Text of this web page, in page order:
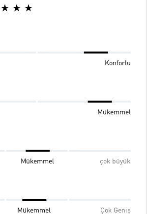
Konforlu
Mükemmel
Mükemmel çok büyük
Mükemmel Çok Geniş